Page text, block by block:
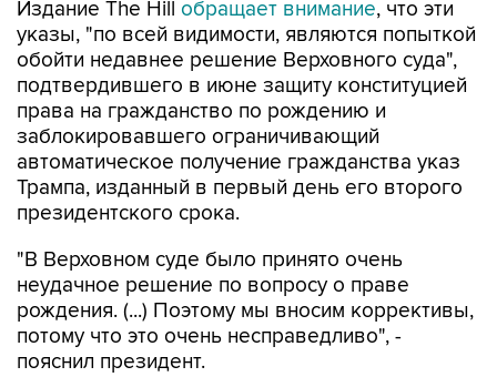
обойти недавнее решение Верховного суда",
подтвердившего в июне защиту конституцией
права на гражданство по рождению и
заблокировавшего ограничивающий
автоматическое получение гражданства указ
Трампа, изданный в первый день его второго
президентского срока.
"В Верховном суде было принято очень
рождения. (...) Поэтому мы вносим коррективы,
потому что это очень несправедливо", -
пояснил президент.
Газета отмечает, что два новых указа